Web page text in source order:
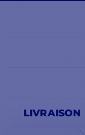
LIVRAISON